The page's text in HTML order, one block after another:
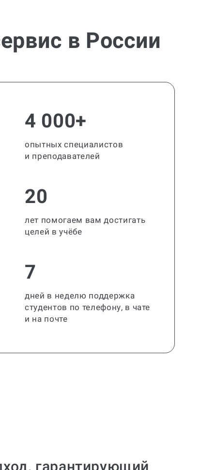
в России
4 000+
опытных специалистов
и преподавателей
20
лет помогаем вам достигать
целей в учёбе
7
дней в неделю поддержка
студентов по телефону, в чате
и на почте
гарантирующий